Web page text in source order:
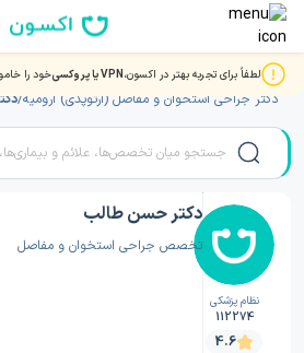
لطفاً برای تجربه بهتر در اکسون،VPN یا پروکسی خود را صفحه اصلی/دکتر جراحی استخوان و مفاصل
دکتر جراحی استخوان و مفاصل (ارتوپدی) ارومیه/
نظام پزشکی
112274
4.6
دکتر حسن طالب
تخصص جراحی استخوان و مفاصل